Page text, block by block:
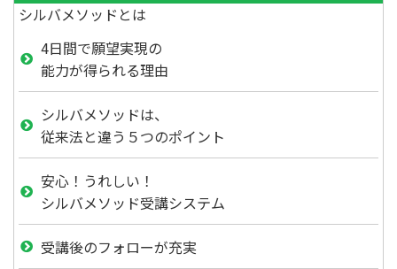
シルバメソッドとは
4日間で願望実現の
能力が得られる理由
シルバメソッドは、
従来法と違う５つのポイント
安心！うれしい！
シルバメソッド受講システム
受講後のフォローが充実